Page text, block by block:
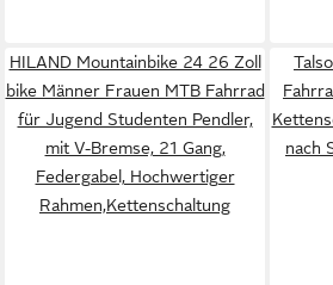
HILAND Mountainbike 24 26 Zoll
bike Männer Frauen MTB Fahrrad
für Jugend Studenten Pendler,
mit V-Bremse, 21 Gang,
Federgabel, Hochwertiger
Rahmen,Kettenschaltung
nach